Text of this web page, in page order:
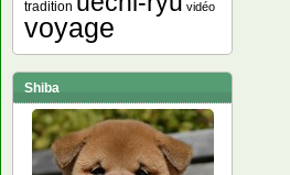
tradition vidéo
voyage
Shiba